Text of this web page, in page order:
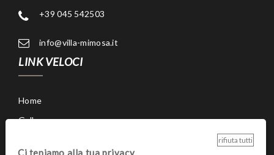
+39 045 542503
info@villa-mimosa.it
LINK VELOCI
Home
Gallery
rifiuta tutti
Ci teniamo alla tua privacy